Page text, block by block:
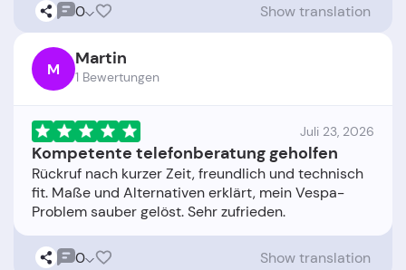
0 Show translation
M Martin
1 Bewertungen
Juli 23, 2026
Kompetente telefonberatung geholfen
Rückruf nach kurzer Zeit, freundlich und technisch
fit. Maße und Alternativen erklärt, mein Vespa-
0 Show translation